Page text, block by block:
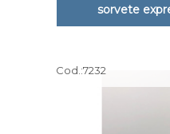
sorvete
Cod.:7232